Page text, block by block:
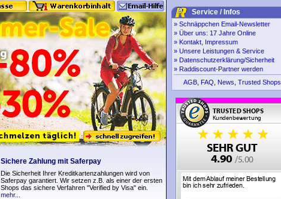
Service / Infos
» Schnäppchen Email-Newsletter
» Über uns: 17 Jahre Online
» Kontakt, Impressum
» Unsere Leistungen & Service
» Datenschutzerklärung/Sicherheit
» Raddiscount-Partner werden
AGB FAQ News Trusted Shops
Sichere Zahlung mit Saferpay
Die Sicherheit Ihrer Kreditkartenzahlungen wird von
Saferpay garantiert. Wir setzen z.B. als einer der ersten
Shops das sichere Verfahren "Verified by Visa" ein.
mehr...